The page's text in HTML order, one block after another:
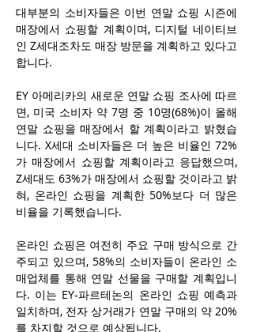
대부분의 소비자들은 이번 연말 쇼핑 시즌에
매장에서 쇼핑할 계획이며, 디지털 네이티브
인 Z세대조차도 매장 방문을 계획하고 있다고
합니다.
EY 아메리카의 새로운 연말 쇼핑 조사에 따르
면, 미국 소비자 약 7명 중 10명(68%)이 올해
연말 쇼핑을 매장에서 할 계획이라고 밝혔습
니다. X세대 소비자들은 더 높은 비율인 72%
가 매장에서 쇼핑할 계획이라고 응답했으며,
Z세대도 63%가 매장에서 쇼핑할 것이라고 밝
혀, 온라인 쇼핑을 계획한 50%보다 더 많은
비율을 기록했습니다.
온라인 쇼핑은 여전히 주요 구매 방식으로 간
주되고 있으며, 58%의 소비자들이 온라인 소
매업체를 통해 연말 선물을 구매할 계획입니
다. 이는 EY-파르테논의 온라인 쇼핑 예측과
일치하며, 전자 상거래가 연말 구매의 약 20%
를 차지할 것으로 예상됩니다.